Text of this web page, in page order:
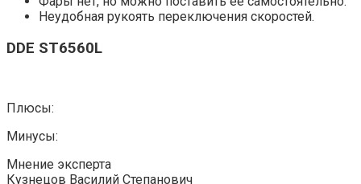
Неудобная рукоять переключения скоростей.
DDE ST6560L
Плюсы:
Минусы:
Мнение эксперта
Кузнецов Василий Степанович